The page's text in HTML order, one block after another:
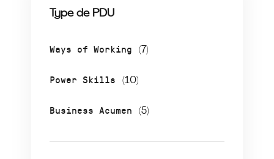
Type de PDU
Ways of Working (7)
Power Skills (10)
Business Acumen (5)